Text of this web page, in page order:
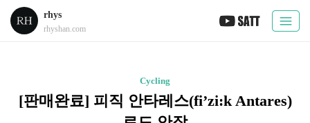
rhys
rhyshan.com
Cycling
[판매완료] 피직 안타레스(fi’zi:k Antares)